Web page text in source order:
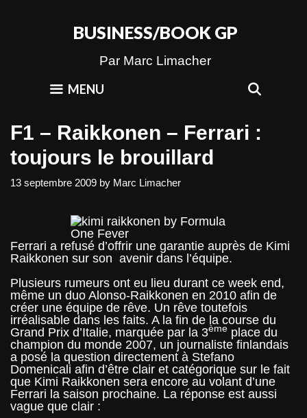
BUSINESS/BOOK GP
Par Marc Limacher
MENU
F1 – Raikkonen – Ferrari :
toujours le brouillard
13 septembre 2009 by Marc Limacher
Ferrari a refusé d’offrir une garantie auprès de Kimi
Raikkonen sur son avenir dans l’équipe.
Plusieurs rumeurs ont eu lieu durant ce week end,
même un duo Alonso-Raikkonen en 2010 afin de
créer une équipe de rêve. Un rêve toutefois
irréalisable dans les faits. A la fin de la course du
Grand Prix d’Italie, marquée par la 3ème place du
champion du monde 2007, un journaliste finlandais
a posé la question directement à Stefano
Domenicali afin d’être clair et catégorique sur le fait
que Kimi Raikkonen sera encore au volant d’une
Ferrari la saison prochaine. La réponse est aussi
vague que clair :